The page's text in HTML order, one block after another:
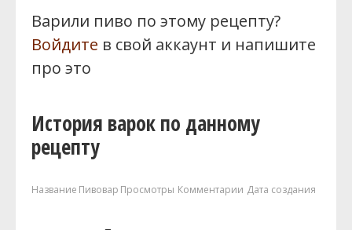
Варили пиво по этому рецепту?
Войдите в свой аккаунт и напишите
про это
История варок по данному
рецепту
Название Пивовар Просмотры Комментарии Дата создания